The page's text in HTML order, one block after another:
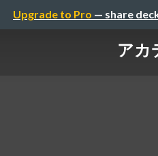
Upgrade to Pro — share
アカ